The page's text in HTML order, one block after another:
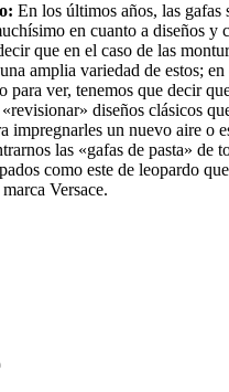
En los últimos años, las gafas
en cuanto a diseños y
que en el caso de las
amplia variedad de estos; en
para ver, tenemos que decir
diseños clásicos
impregnarles un nuevo aire o
las «gafas de pasta» de
como este de leopardo
Versace.